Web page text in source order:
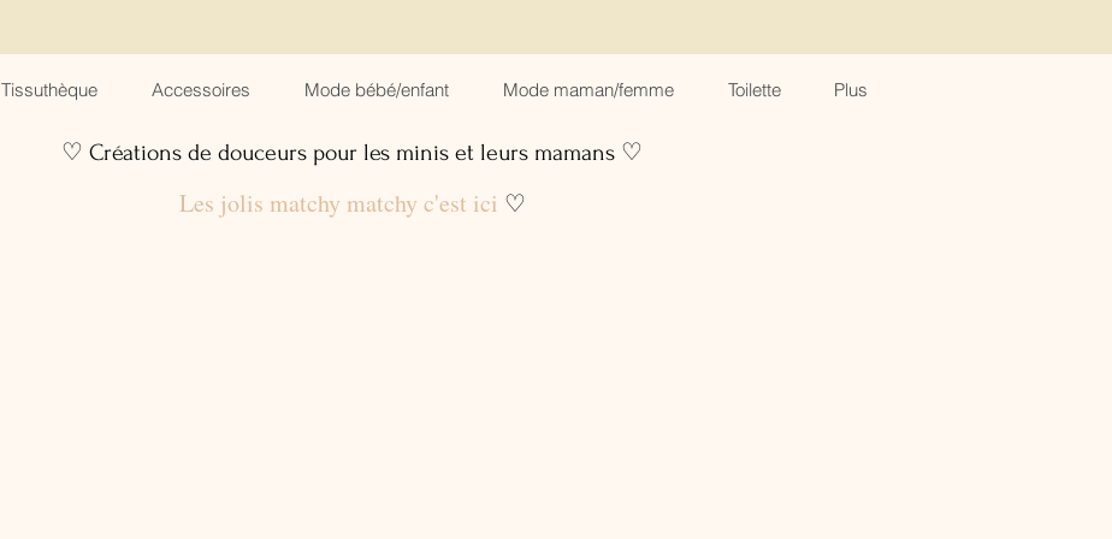
Tissuthèque Accessoires Mode bébé/enfant Mode maman/femme Toilette Plus
♡ Créations de douceurs pour les minis et leurs mamans ♡
Les jolis matchy matchy c'est ici ♡